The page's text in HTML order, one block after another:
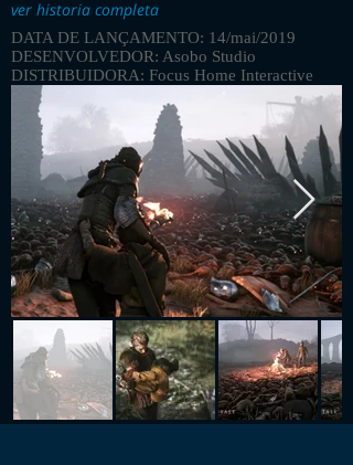
ver historia completa
DATA DE LANÇAMENTO: 14/mai/2019
DESENVOLVEDOR: Asobo Studio
DISTRIBUIDORA: Focus Home Interactive